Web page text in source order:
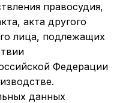
правосудия,
акта другого
лица, подлежащих
Федерации
данных